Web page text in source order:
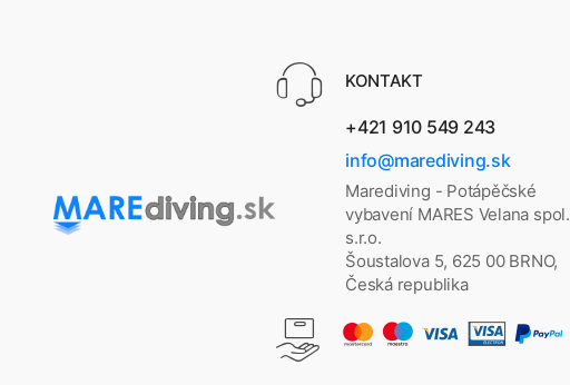
KONTAKT
+421 910 549 243
info@marediving.sk
Marediving - Potápěčské
vybavení MARES Velana spol.
s.r.o.
Šoustalova 5, 625 00 BRNO,
Česká republika